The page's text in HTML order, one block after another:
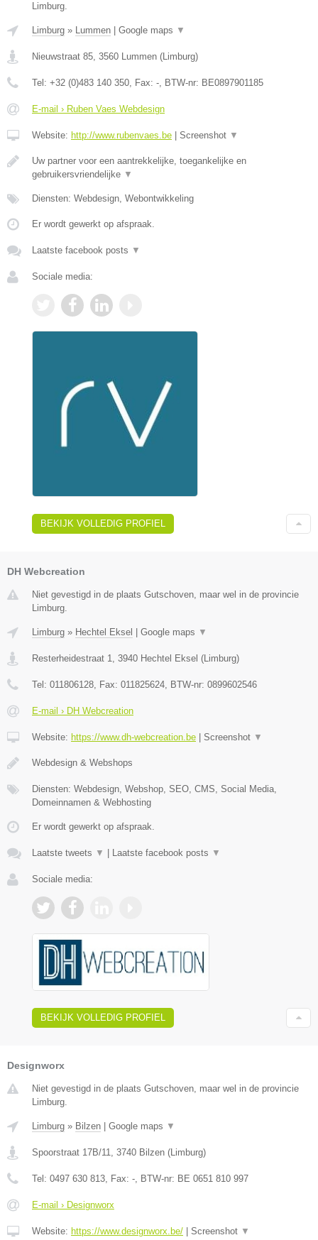
Limburg.
Limburg » Lummen Google maps ▼
Nieuwstraat 85, 3560 Lummen (Limburg)
Tel: +32 (0)483 140 350, Fax: -, BTW-nr: BE0897901185
E-mail › Ruben Vaes Webdesign
Website: http://www.rubenvaes.be Screenshot ▼
Uw partner voor een aantrekkelijke, toegankelijke en
gebruikersvriendelijke ▼
Diensten: Webdesign, Webontwikkeling
Er wordt gewerkt op afspraak.
Laatste facebook posts ▼
Sociale media:
BEKIJK VOLLEDIG PROFIEL
DH Webcreation
Niet gevestigd in de plaats Gutschoven, maar wel in de provincie
Limburg.
Limburg » Hechtel Eksel Google maps ▼
Resterheidestraat 1, 3940 Hechtel Eksel (Limburg)
Tel: 011806128, Fax: 011825624, BTW-nr: 0899602546
E-mail › DH Webcreation
Website: https://www.dh-webcreation.be Screenshot ▼
Webdesign & Webshops
Diensten: Webdesign, Webshop, SEO, CMS, Social Media,
Domeinnamen & Webhosting
Er wordt gewerkt op afspraak.
Laatste tweets ▼ Laatste facebook posts ▼
Sociale media:
BEKIJK VOLLEDIG PROFIEL
Designworx
Niet gevestigd in de plaats Gutschoven, maar wel in de provincie
Limburg.
Limburg » Bilzen Google maps ▼
Spoorstraat 17B/11, 3740 Bilzen (Limburg)
Tel: 0497 630 813, Fax: -, BTW-nr: BE 0651 810 997
E-mail › Designworx
Website: https://www.designworx.be/ Screenshot ▼